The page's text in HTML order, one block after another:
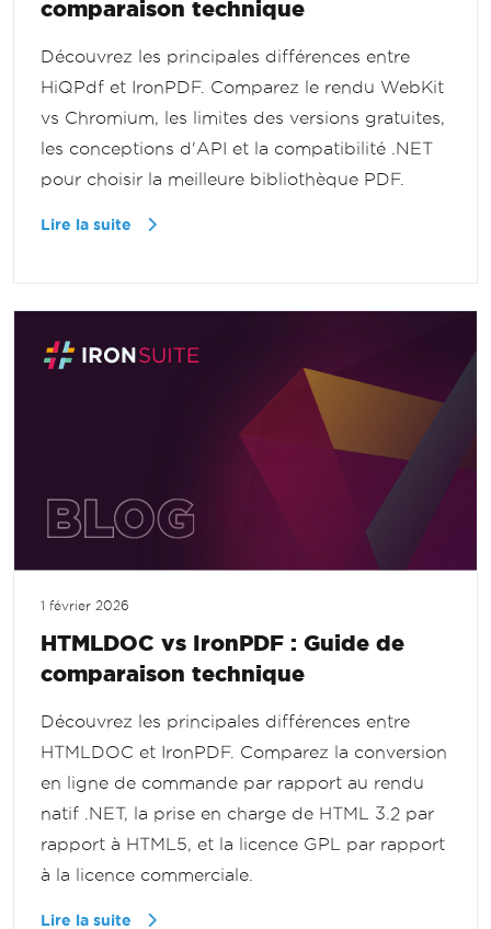
comparaison technique
Découvrez les principales différences entre
HiQPdf et IronPDF. Comparez le rendu WebKit
vs Chromium, les limites des versions gratuites,
les conceptions d'API et la compatibilité .NET
pour choisir la meilleure bibliothèque PDF.
Lire la suite
1 février 2026
HTMLDOC vs IronPDF : Guide de
comparaison technique
Découvrez les principales différences entre
HTMLDOC et IronPDF. Comparez la conversion
en ligne de commande par rapport au rendu
natif .NET, la prise en charge de HTML 3.2 par
rapport à HTML5, et la licence GPL par rapport
à la licence commerciale.
Lire la suite